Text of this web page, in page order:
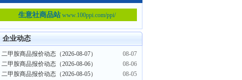
生意社商品站www.100ppi.com/ppi/
企业动态
二甲胺商品报价动态（2026-08-07）
08-07
二甲胺商品报价动态（2026-08-06）
08-06
二甲胺商品报价动态（2026-08-05）
08-05